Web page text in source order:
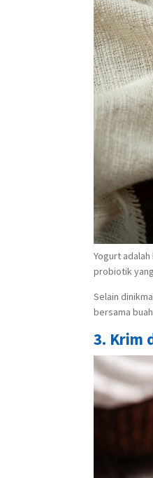
Yogurt
probiotik
Selain
bersama
3. Krim